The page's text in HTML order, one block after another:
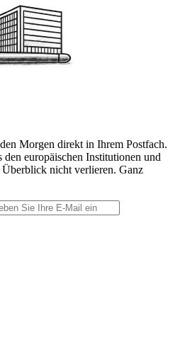
Morgen direkt in Ihrem Postfach.
europäischen Institutionen und
nicht verlieren. Ganz